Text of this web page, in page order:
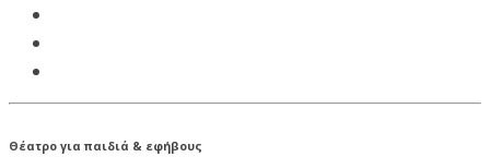
Θέατρο για παιδιά & εφήβους